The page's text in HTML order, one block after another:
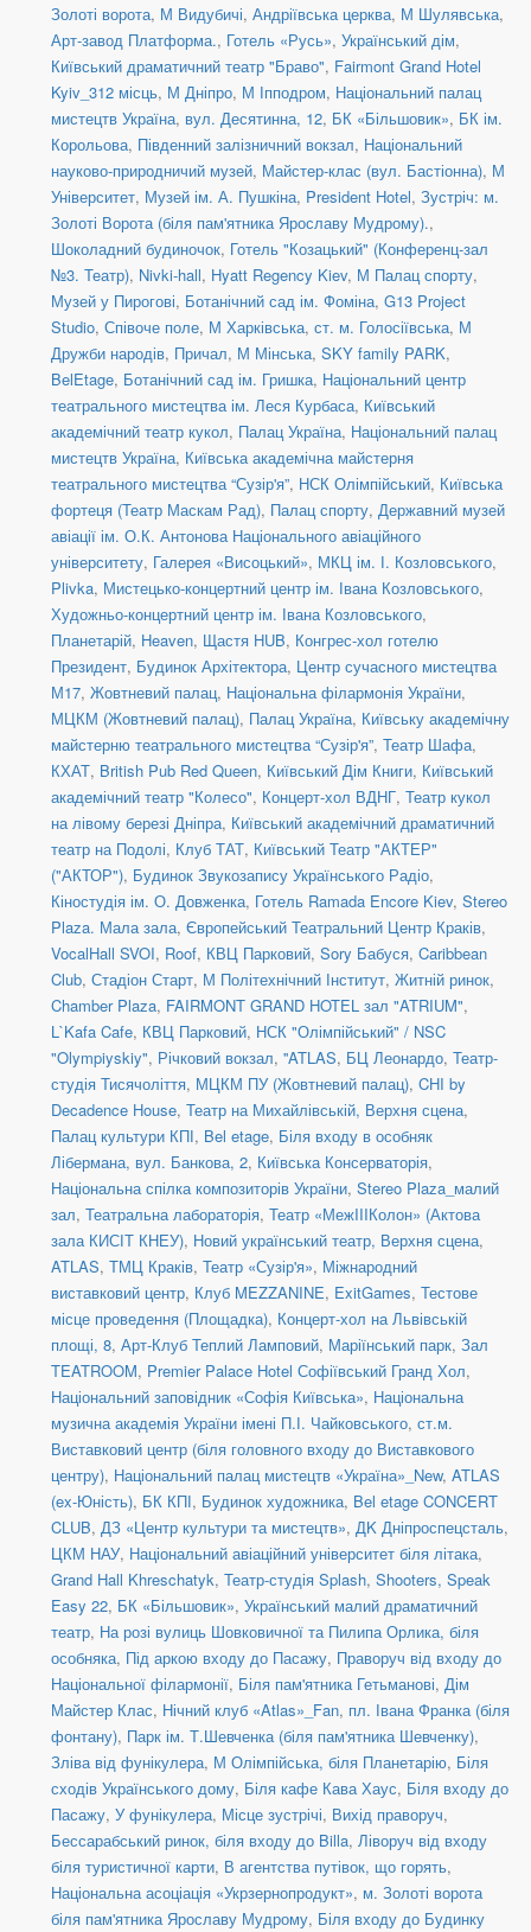
Золоті ворота, М Видубичі, Андріївська церква, М Шулявська,
Арт-завод Платформа., Готель «Русь», Український дім,
Київський драматичний театр "Браво", Fairmont Grand Hotel
Kyiv_312 місць, М Дніпро, М Іпподром, Національний палац
мистецтв Україна, вул. Десятинна, 12, БК «Більшовик», БК ім.
Корольова, Південний залізничний вокзал, Національний
науково-природничий музей, Майстер-клас (вул. Бастіонна), М
Університет, Музей ім. А. Пушкіна, President Hotel, Зустріч: м.
Золоті Ворота (біля пам'ятника Ярославу Мудрому).,
Шоколадний будиночок, Готель "Козацький" (Конференц-зал
№3. Театр), Nivki-hall, Hyatt Regency Kiev, М Палац спорту,
Музей у Пирогові, Ботанічний сад ім. Фоміна, G13 Project
Studio, Співоче поле, М Харківська, ст. м. Голосіївська, М
Дружби народів, Причал, М Мінська, SKY family PARK,
BelEtage, Ботанічний сад ім. Гришка, Національний центр
театрального мистецтва ім. Леся Курбаса, Київський
академічний театр кукол, Палац Україна, Національний палац
мистецтв Україна, Київська академічна майстерня
театрального мистецтва “Сузір'я”, НСК Олімпійський, Київська
фортеця (Театр Маскам Рад), Палац спорту, Державний музей
авіації ім. О.К. Антонова Національного авіаційного
університету, Галерея «Висоцький», МКЦ ім. І. Козловського,
Plivka, Мистецько-концертний центр ім. Івана Козловського,
Художньо-концертний центр ім. Івана Козловського,
Планетарій, Heaven, Щастя HUB, Конгрес-хол готелю
Президент, Будинок Архітектора, Центр сучасного мистецтва
М17, Жовтневий палац, Національна філармонія України,
МЦКМ (Жовтневий палац), Палац Україна, Київську академічну
майстерню театрального мистецтва “Сузір'я”, Театр Шафа,
КХАТ, British Pub Red Queen, Київський Дім Книги, Київський
академічний театр "Колесо", Концерт-хол ВДНГ, Театр кукол
на лівому березі Дніпра, Київський академічний драматичний
театр на Подолі, Клуб ТАТ, Київський Театр "АКТЕР"
("АКТОР"), Будинок Звукозапису Українського Радіо,
Кіностудія ім. О. Довженка, Готель Ramada Encore Kiev, Stereo
Plaza. Мала зала, Європейський Театральний Центр Краків,
VocalHall SVOI, Roof, КВЦ Парковий, Sory Бабуся, Caribbean
Club, Стадіон Старт, М Політехнічний Інститут, Житній ринок,
Chamber Plaza, FAIRMONT GRAND HOTEL зал "ATRIUM",
L`Kafa Cafe, КВЦ Парковий, НСК "Олімпійський" / NSC
"Olympiyskiy", Річковий вокзал, ''ATLAS, БЦ Леонардо, Театр-
студія Тисячоліття, МЦКМ ПУ (Жовтневий палац), CHI by
Decadence House, Театр на Михайлівській, Верхня сцена,
Палац культури КПІ, Bel etage, Біля входу в особняк
Лібермана, вул. Банкова, 2, Київська Консерваторія,
Національна спілка композиторів України, Stereo Plaza_малий
зал, Театральна лабораторія, Театр «МежIIIКолон» (Актова
зала КИСІТ КНЕУ), Новий український театр, Верхня сцена,
ATLAS, ТМЦ Краків, Театр «Сузір'я», Міжнародний
виставковий центр, Клуб MEZZANINE, ExitGames, Тестове
місце проведення (Площадка), Концерт-хол на Львівській
площі, 8, Арт-Клуб Теплий Ламповий, Маріїнський парк, Зал
TEATROOM, Premier Palace Hotel Софіївський Гранд Хол,
Національний заповідник «Софія Київська», Національна
музична академія України імені П.І. Чайковського, ст.м.
Виставковий центр (біля головного входу до Виставкового
центру), Національний палац мистецтв «Україна»_New, ATLAS
(ex-Юність), БК КПІ, Будинок художника, Bel etage CONCERT
CLUB, ДЗ «Центр культури та мистецтв», ДK Дніпроспецсталь,
ЦКМ НАУ, Національний авіаційний університет біля літака,
Grand Hall Khreschatyk, Театр-студія Splash, Shooters, Speak
Easy 22, БК «Більшовик», Український малий драматичний
театр, На розі вулиць Шовковичної та Пилипа Орлика, біля
особняка, Під аркою входу до Пасажу, Праворуч від входу до
Національної філармонії, Біля пам'ятника Гетьманові, Дім
Майстер Клас, Нічний клуб «Atlas»_Fan, пл. Івана Франка (біля
фонтану), Парк ім. Т.Шевченка (біля пам'ятника Шевченку),
Зліва від фунікулера, М Олімпійська, біля Планетарію, Біля
сходів Українського дому, Біля кафе Кава Хаус, Біля входу до
Пасажу, У фунікулера, Місце зустрічі, Вихід праворуч,
Бессарабський ринок, біля входу до Billa, Ліворуч від входу
біля туристичної карти, В агентства путівок, що горять,
Національна асоціація «Укрзернопродукт», м. Золоті ворота
біля пам'ятника Ярославу Мудрому, Біля входу до Будинку